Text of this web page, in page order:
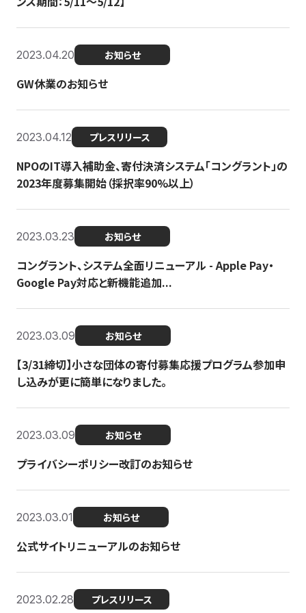
2023.04.20 お知らせ
GW休業のお知らせ
2023.04.12 プレスリリース
NPOのIT導入補助金、寄付決済システム「コングラント」の
2023年度募集開始（採択率90%以上）
2023.03.23 お知らせ
コングラント、システム全面リニューアル - Apple Pay・
Google Pay対応と新機能追加...
2023.03.09 お知らせ
【3/31締切】小さな団体の寄付募集応援プログラム参加申
し込みが更に簡単になりました。
2023.03.09 お知らせ
プライバシーポリシー改訂のお知らせ
2023.03.01 お知らせ
公式サイトリニューアルのお知らせ
2023.02.28 プレスリリース